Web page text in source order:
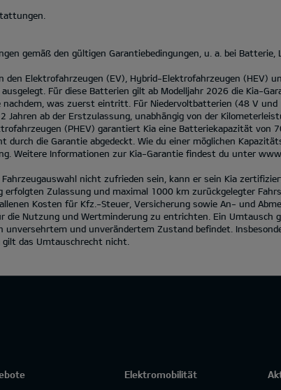
gemäß den gültigen Garantiebedingungen, u. a. bei Batterie,
Elektrofahrzeugen (EV), Hybrid-Elektrofahrzeugen (HEV)
Für diese Batterien gilt ab Modelljahr 2026 die Kia-
was zuerst eintritt. Für Niedervoltbatterien (48 V
Jahren ab der Erstzulassung, unabhängig von der
(PHEV) garantiert Kia eine Batteriekapazität von
die Garantie abgedeckt. Wie du einer möglichen
Weitere Informationen zur Kia-Garantie findest du unter
nicht zufrieden sein, kann er sein Kia
erfolgten Zulassung und maximal 1000 km zurückgelegter
Kosten für Kfz.-Steuer, Versicherung sowie An- und
die Nutzung und Wertminderung zu entrichten. Ein Umtausch
unversehrtem und unverändertem Zustand befindet.
das Umtauschrecht nicht.
Elektromobilität